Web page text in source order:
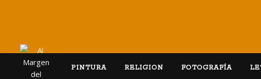
PINTURA RELIGION FOTOGRAFÍA